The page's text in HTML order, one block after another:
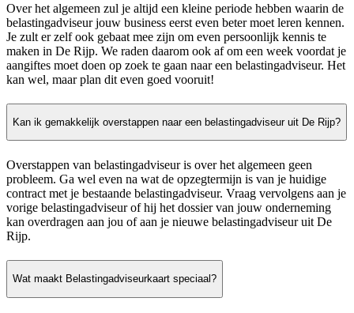
Over het algemeen zul je altijd een kleine periode hebben waarin de
belastingadviseur jouw business eerst even beter moet leren kennen.
Je zult er zelf ook gebaat mee zijn om even persoonlijk kennis te
maken in De Rijp. We raden daarom ook af om een week voordat je
aangiftes moet doen op zoek te gaan naar een belastingadviseur. Het
kan wel, maar plan dit even goed vooruit!
Kan ik gemakkelijk overstappen naar een belastingadviseur uit De Rijp?
Overstappen van belastingadviseur is over het algemeen geen
probleem. Ga wel even na wat de opzegtermijn is van je huidige
contract met je bestaande belastingadviseur. Vraag vervolgens aan je
vorige belastingadviseur of hij het dossier van jouw onderneming
kan overdragen aan jou of aan je nieuwe belastingadviseur uit De
Rijp.
Wat maakt Belastingadviseurkaart speciaal?